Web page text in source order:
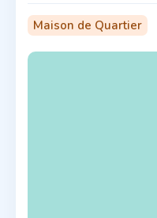
Maison de Quartier